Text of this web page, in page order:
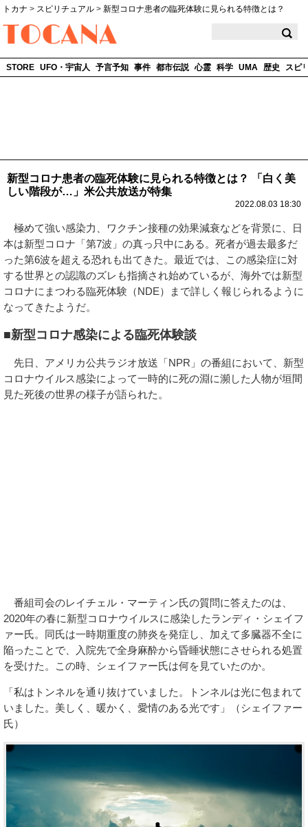
トカナ > スピリチュアル > 新型コロナ患者の臨死体験に見られる特徴とは？
STORE UFO・宇宙人 予言予知 事件 都市伝説 心霊 科学 UMA 歴史 スピ
新型コロナ患者の臨死体験に見られる特徴とは？ 「白く美
しい階段が…」米公共放送が特集
2022.08.03 18:30
極めて強い感染力、ワクチン接種の効果減衰などを背景に、日
本は新型コロナ「第7波」の真っ只中にある。死者が過去最多だ
った第6波を超える恐れも出てきた。最近では、この感染症に対
する世界との認識のズレも指摘され始めているが、海外では新型
コロナにまつわる臨死体験（NDE）まで詳しく報じられるように
なってきたようだ。
■新型コロナ感染による臨死体験談
先日、アメリカ公共ラジオ放送「NPR」の番組において、新型
コロナウイルス感染によって一時的に死の淵に瀕した人物が垣間
見た死後の世界の様子が語られた。
番組司会のレイチェル・マーティン氏の質問に答えたのは、
2020年の春に新型コロナウイルスに感染したランディ・シェイフ
ァー氏。同氏は一時期重度の肺炎を発症し、加えて多臓器不全に
陥ったことで、入院先で全身麻酔から昏睡状態にさせられる処置
を受けた。この時、シェイファー氏は何を見ていたのか。
「私はトンネルを通り抜けていました。トンネルは光に包まれて
いました。美しく、暖かく、愛情のある光です」（シェイファー
氏）